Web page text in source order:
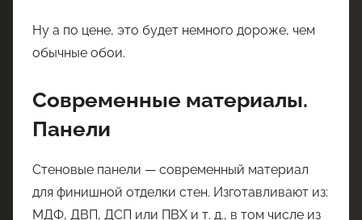
Ну а по цене, это будет немного дороже, чем
обычные обои.
Современные материалы.
Панели
Стеновые панели — современный материал
для финишной отделки стен. Изготавливают из:
МДФ, ДВП, ДСП или ПВХ и т. д., в том числе из